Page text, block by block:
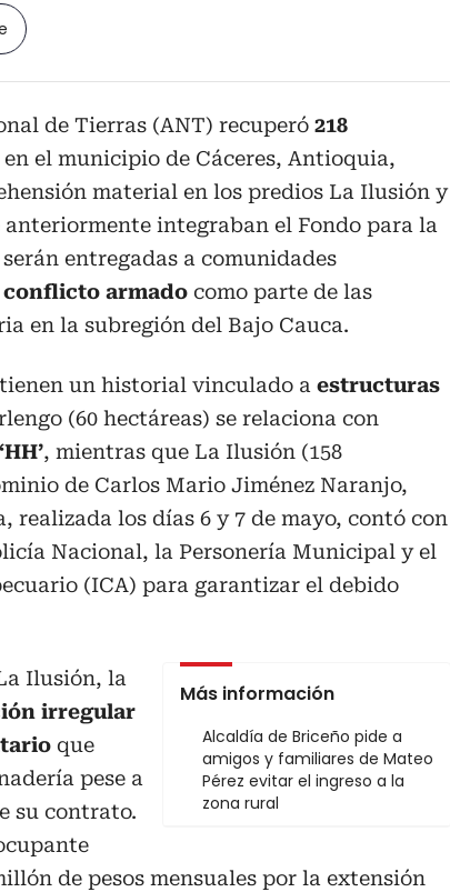
de Tierras (ANT) recuperó 218
en el municipio de Cáceres, Antioquia,
material en los predios La Ilusión y
integraban el Fondo para la
entregadas a comunidades
armado como parte de las
en la subregión del Bajo Cauca.
un historial vinculado a estructuras
(60 hectáreas) se relaciona con
, mientras que La Ilusión (158
de Carlos Mario Jiménez Naranjo,
realizada los días 6 y 7 de mayo, contó con
Nacional, la Personería Municipal y el
(ICA) para garantizar el debido
Más información
Alcaldía de Briceño pide a
amigos y familiares de Mateo
Pérez evitar el ingreso a la
zona rural
Ilusión, la
irregular
que
pese a
su contrato.
de pesos mensuales por la extensión